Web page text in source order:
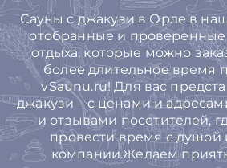
Сауны с джакузи в Орле в
отобранные и проверенные
отдыха, которые можно
более длительное время
vSaunu.ru! Для вас
джакузи – с ценами и
и отзывами посетителей,
провести время с душой
компании.Желаем